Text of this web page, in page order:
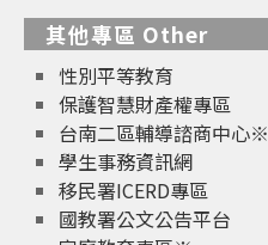
其他專區 Other
性別平等教育
保護智慧財產權專區
台南二區輔導諮商中心※
學生事務資訊網
移民署ICERD專區
國教署公文公告平台